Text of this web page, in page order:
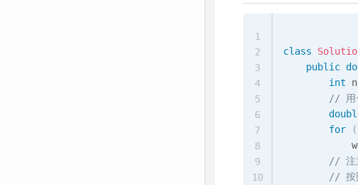
class
public
int n
// 用
for
(
// 注
// 按
1
2
3
4
5
6
7
8
9
10